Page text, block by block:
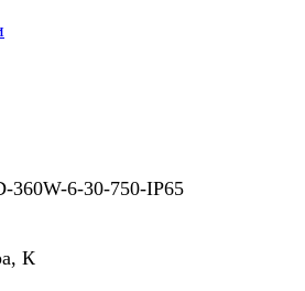
360W-6-30-750-IP65
К